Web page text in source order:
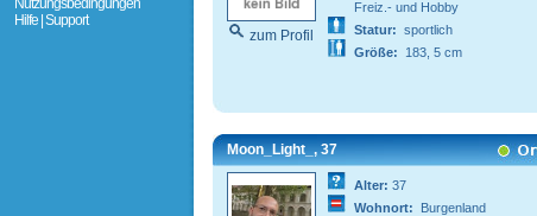
Nutzungsbedingungen
Hilfe | Support
zum Profil
Freiz.- und Hobby
Statur: sportlich
Größe:
183, 5 cm
Moon_Light_, 37
Alter: 37
Wohnort:
Burgenland